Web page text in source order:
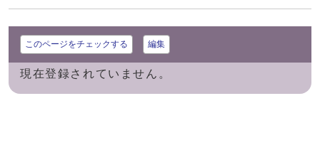
このページをチェックする 編集
現在登録されていません。